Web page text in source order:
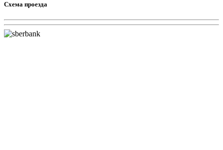
Схема проезда